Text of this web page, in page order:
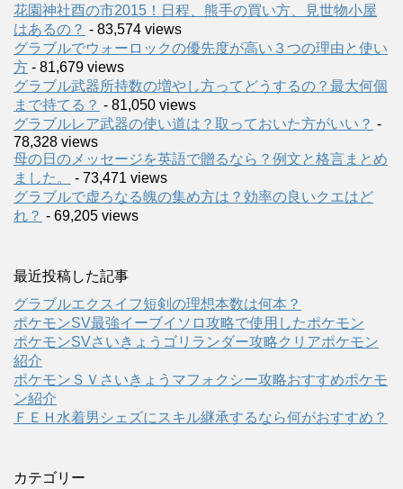
花園神社酉の市2015！日程、熊手の買い方、見世物小屋
はあるの？ - 83,574 views
グラブルでウォーロックの優先度が高い３つの理由と使い
方 - 81,679 views
グラブル武器所持数の増やし方ってどうするの？最大何個
まで持てる？ - 81,050 views
グラブルレア武器の使い道は？取っておいた方がいい？ -
78,328 views
母の日のメッセージを英語で贈るなら？例文と格言まとめ
ました。
- 73,471 views
グラブルで虚ろなる魄の集め方は？効率の良いクエはど
れ？ - 69,205 views
最近投稿した記事
グラブルエクスイフ短剣の理想本数は何本？
ポケモンSV最強イーブイソロ攻略で使用したポケモン
ポケモンSVさいきょうゴリランダー攻略クリアポケモン
紹介
ポケモンＳＶさいきょうマフォクシー攻略おすすめポケモ
ン紹介
ＦＥＨ水着男シェズにスキル継承するなら何がおすすめ？
カテゴリー